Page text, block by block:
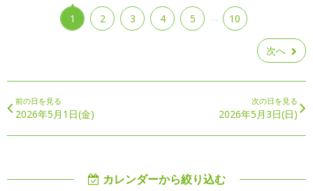
1 2 3 4 5 … 10
次へ
前の日を見る
2026年5月1日(金)
次の日を見る
2026年5月3日(日)
カレンダーから絞り込む